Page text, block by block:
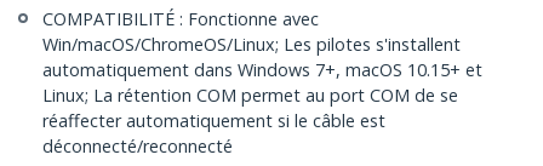
COMPATIBILITÉ : Fonctionne avec
Win/macOS/ChromeOS/Linux; Les pilotes s'installent
automatiquement dans Windows 7+, macOS 10.15+ et
Linux; La rétention COM permet au port COM de se
réaffecter automatiquement si le câble est
déconnecté/reconnecté